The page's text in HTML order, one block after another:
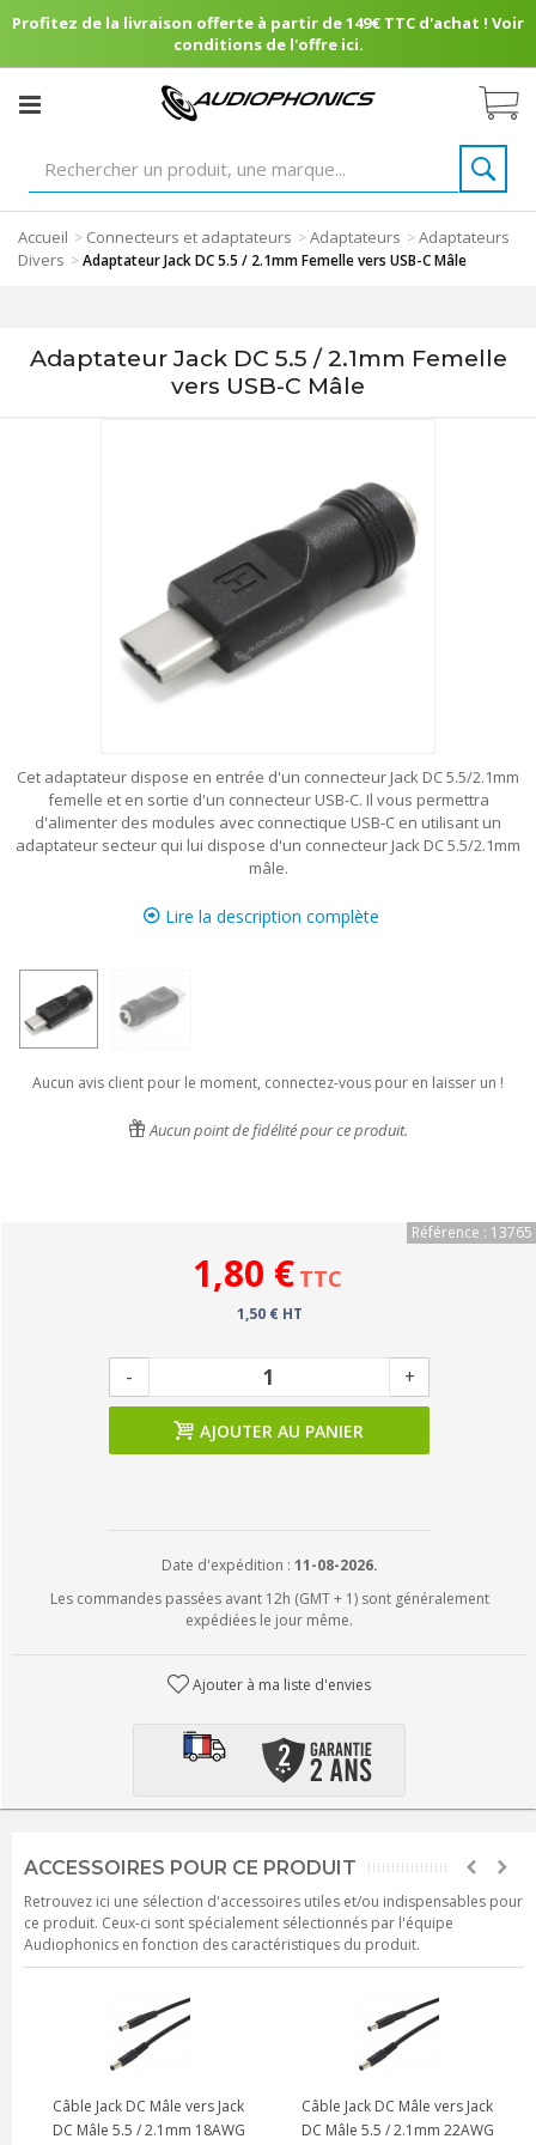
Profitez de la livraison offerte à partir de 149€ TTC d'achat ! Voir
conditions de l'offre ici.
Accueil > Connecteurs et adaptateurs >Adaptateurs >Adaptateurs
Divers >Adaptateur Jack DC 5.5 / 2.1mm Femelle vers USB-C Mâle
Adaptateur Jack DC 5.5 / 2.1mm Femelle
vers USB-C Mâle
Cet adaptateur dispose en entrée d'un connecteur Jack DC 5.5/2.1mm
femelle et en sortie d'un connecteur USB-C. Il vous permettra
d'alimenter des modules avec connectique USB-C en utilisant un
adaptateur secteur qui lui dispose d'un connecteur Jack DC 5.5/2.1mm
mâle.
Lire la description complète
Aucun avis client pour le moment, connectez-vous pour en laisser un !
Aucun point de fidélité pour ce produit.
Référence : 13765
1,80 € TTC
1,50 € HT
- +
AJOUTER AU PANIER
Date d'expédition : 11-08-2026.
Les commandes passées avant 12h (GMT + 1) sont généralement
expédiées le jour même.
Ajouter à ma liste d'envies
ACCESSOIRES POUR CE PRODUIT
Retrouvez ici une sélection d'accessoires utiles et/ou indispensables pour
ce produit. Ceux-ci sont spécialement sélectionnés par l'équipe
Audiophonics en fonction des caractéristiques du produit.
Câble Jack DC Mâle vers Jack
DC Mâle 5.5 / 2.1mm 18AWG
Câble Jack DC Mâle vers Jack
DC Mâle 5.5 / 2.1mm 22AWG